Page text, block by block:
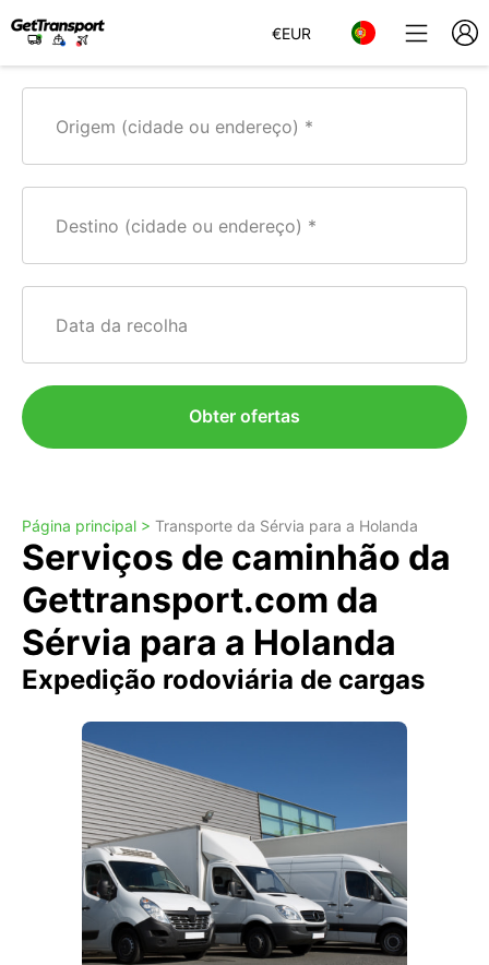
€EUR
Origem (cidade ou endereço)
Destino (cidade ou endereço)
Data da recolha
Obter ofertas
Página principal > Transporte da Sérvia para a Holanda
Serviços de caminhão da
Gettransport.com da
Sérvia para a Holanda
Expedição rodoviária de cargas